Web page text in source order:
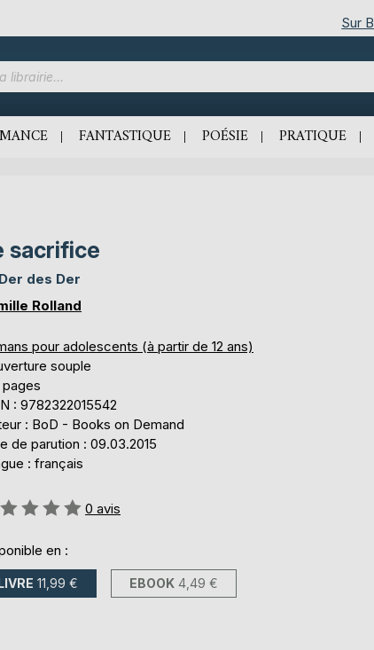
Sur
FANTASTIQUE POÉSIE PRATIQUE
sacrifice
des Der
Rolland
pour adolescents (à partir de 12 ans)
souple
pages
: 9782322015542
: BoD - Books on Demand
de parution : 09.03.2015
: français
0 avis
en :
11,99 € EBOOK 4,49 €